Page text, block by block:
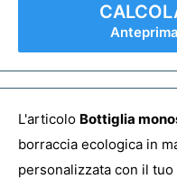
L'articolo Bottiglia
borraccia ecologica in
personalizzata con il tuo